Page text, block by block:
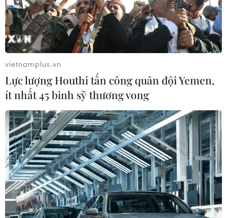
vietnamplus.vn
Lực lượng Houthi tấn công quân đội Yemen,
ít nhất 45 binh sỹ thương vong